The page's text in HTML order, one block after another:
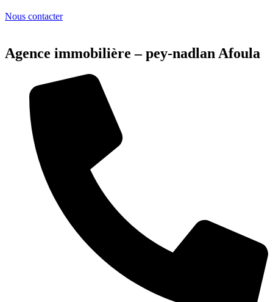
Nous contacter
Agence immobilière – pey-nadlan Afoula